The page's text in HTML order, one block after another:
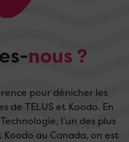
nous ?
pour dénicher les
de TELUS et Koodo. En
l’un des plus
au Canada, on est